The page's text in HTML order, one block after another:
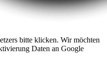
bitte klicken. Wir möchten
Daten an Google